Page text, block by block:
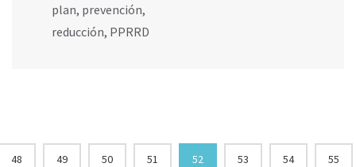
plan, prevención,
reducción, PPRRD
48 49 50 51 52 53 54 55